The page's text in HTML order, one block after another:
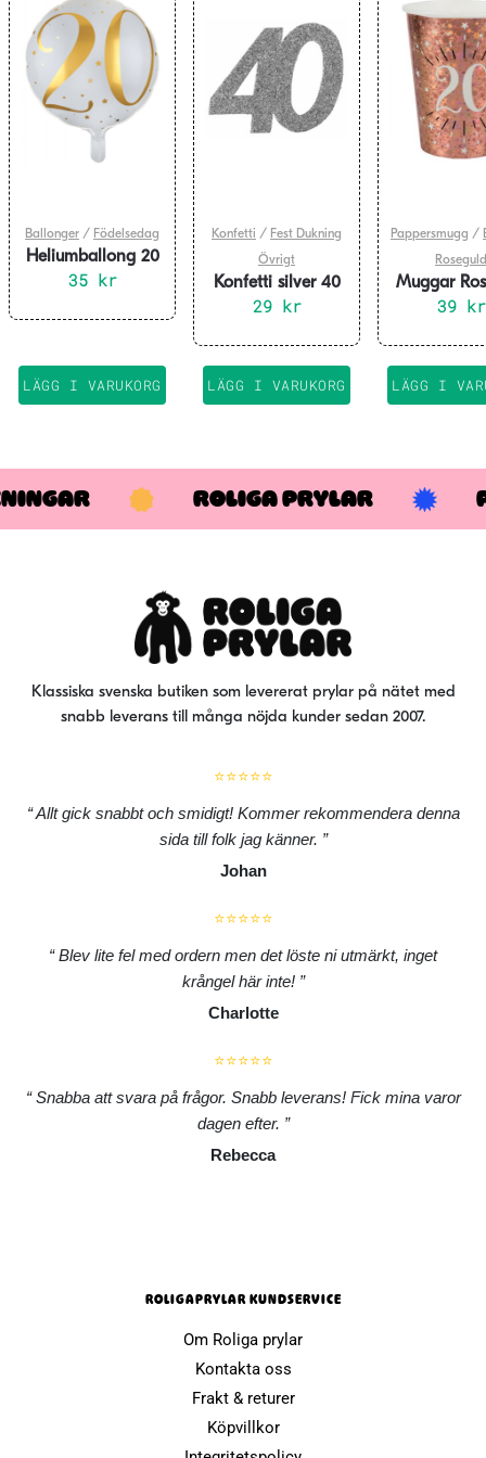
Ballonger / Födelsedag
Heliumballong 20
år
35 kr
LÄGG I VARUKORG
Konfetti / Fest Dukning
Övrigt
Konfetti silver 40
år, 6-pack
29 kr
LÄGG I VARUKORG
Pappersmugg /
Roseguld
Muggar
20 år, 10-
39 kr
LÄGG I
ROLIGA PRYLAR
Klassiska svenska butiken som levererat prylar på nätet med
snabb leverans till många nöjda kunder sedan 2007.
⭐⭐⭐⭐⭐
Allt gick snabbt och smidigt! Kommer rekommendera denna
sida till folk jag känner.
Johan
⭐⭐⭐⭐⭐
Blev lite fel med ordern men det löste ni utmärkt, inget
krångel här inte!
Charlotte
⭐⭐⭐⭐⭐
Snabba att svara på frågor. Snabb leverans! Fick mina varor
dagen efter.
Rebecca
ROLIGAPRYLAR KUNDSERVICE
Om Roliga prylar
Kontakta oss
Frakt & returer
Köpvillkor